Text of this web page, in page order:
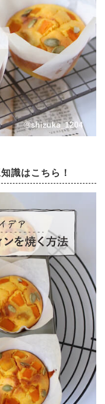
識はこちら！